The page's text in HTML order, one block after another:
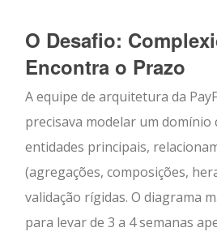
O Desafio:
Encontra o Prazo
A equipe de arquitetura da
precisava modelar um domínio
entidades principais,
(agregações, composições,
validação rígidas. O diagrama
para levar de 3 a 4 semanas